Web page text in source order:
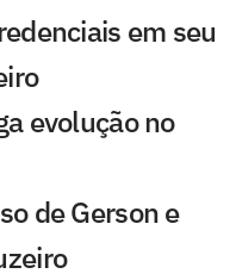
em seu
evolução no
de Gerson e